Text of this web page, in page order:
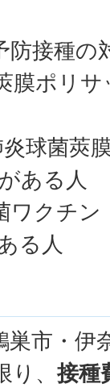
防接種の
膜ポリ
球菌莢
ある人
ワクチ
る人
巣市・伊
り、接種